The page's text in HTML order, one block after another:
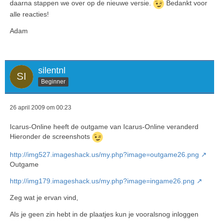
daarna stappen we over op de nieuwe versie.
Bedankt voor
alle reacties!
Adam
silentnl
Beginner
26 april 2009 om 00:23
Icarus-Online heeft de outgame van Icarus-Online veranderd
Hieronder de screenshots
http://img527.imageshack.us/my.php?image=outgame26.png
Outgame
http://img179.imageshack.us/my.php?image=ingame26.png
Zeg wat je ervan vind,
Als je geen zin hebt in de plaatjes kun je vooralsnog inloggen